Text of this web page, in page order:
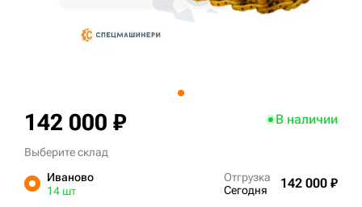
142 000 ₽ В наличии
Выберите склад
Иваново
14 шт
Отгрузка
Сегодня
142 000 ₽